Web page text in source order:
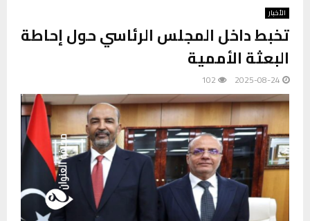
الأخبار
تخبط داخل المجلس الرئاسي حول إحاطة
البعثة الأممية
2025-08-24
102